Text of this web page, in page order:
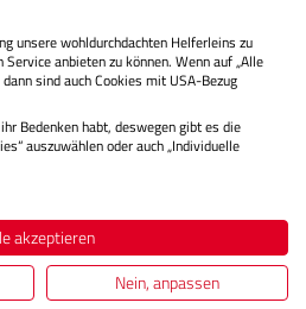
unsere wohldurchdachten Helferleins zu
anbieten zu können. Wenn auf „Alle
sind auch Cookies mit USA-Bezug
Bedenken habt, deswegen gibt es die
auszuwählen oder auch „Individuelle
akzeptieren
Nein, anpassen